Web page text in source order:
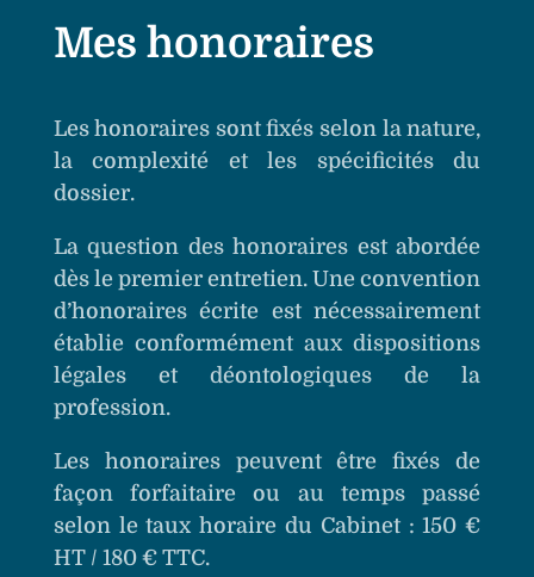
Mes honoraires
Les honoraires sont fixés selon la nature,
la complexité et les spécificités du
dossier.
La question des honoraires est abordée
dès le premier entretien. Une convention
d’honoraires écrite est nécessairement
établie conformément aux dispositions
légales et déontologiques de la
profession.
Les honoraires peuvent être fixés de
façon forfaitaire ou au temps passé
selon le taux horaire du Cabinet : 150 €
HT / 180 € TTC.